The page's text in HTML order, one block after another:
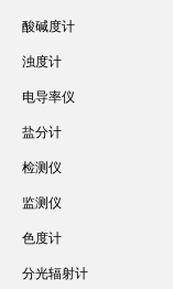
酸碱度计
浊度计
电导率仪
盐分计
检测仪
监测仪
色度计
分光辐射计